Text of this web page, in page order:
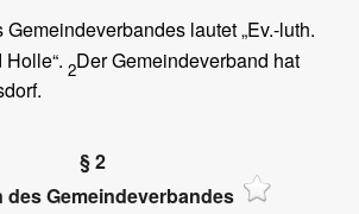
lautet „Ev.-luth.
2Der Gemeindeverband hat
§ 2
des Gemeindeverbandes